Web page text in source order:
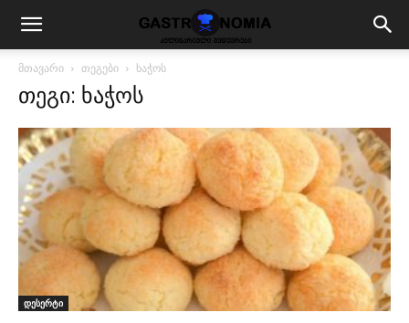
მთავარი თეგები ხაჭოს
თეგი: ხაჭოს
დესერტი